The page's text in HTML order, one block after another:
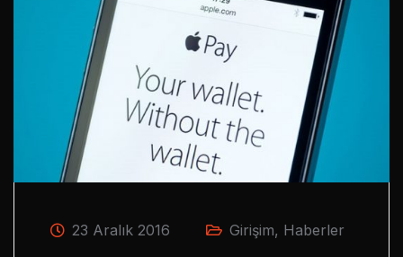
23 Aralık 2016 Girişim, Haberler